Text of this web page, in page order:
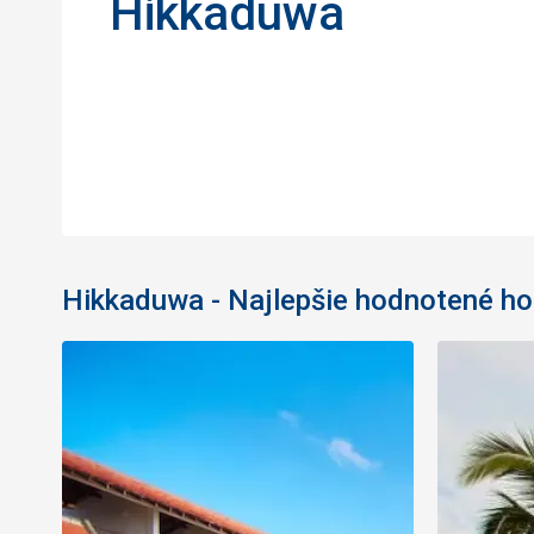
Hikkaduwa
Hikkaduwa - Najlepšie hodnotené